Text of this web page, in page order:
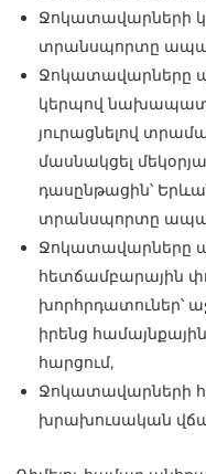
Ջոկատավարների
տրանսպորտը
Ջոկատավարները
կերպով
յուրացնելով
մասնակցել
դասընթացին՝
տրանսպորտը
Ջոկատավարները
հետճամբարային
խորհրդատուներ՝
իրենց
հարցում,
Ջոկատավարների
խրախուսական